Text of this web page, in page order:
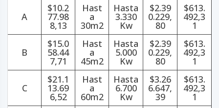
A
$10.2
77.98
8,13
Hast
a
30m2
Hasta
3.330
Kw
$2.39
0.229,
80
$613.
492,3
1
B
$15.0
58.44
7,71
Hast
a
45m2
Hasta
5.000
Kw
$2.39
0.229,
80
$613.
492,3
1
C
$21.1
13.69
6,52
Hast
a
60m2
Hasta
6.700
Kw
$3.26
6.647,
39
$613.
492,3
1